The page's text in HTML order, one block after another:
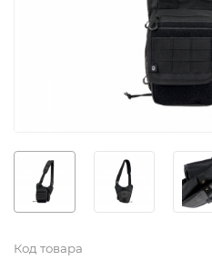
Код товара